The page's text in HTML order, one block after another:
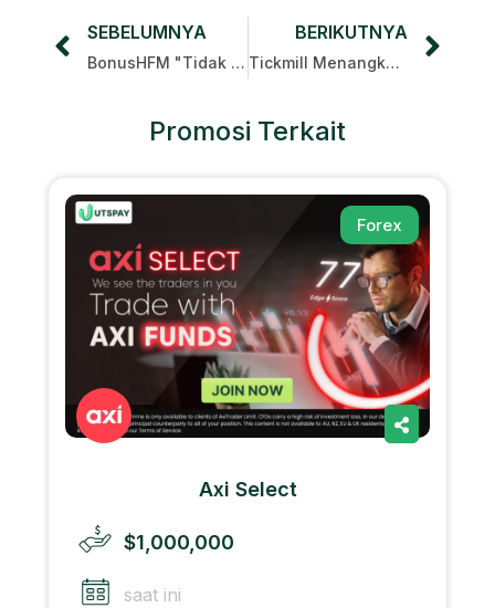
SEBELUMNYA
BonusHFM "Tidak Ada Hujan Tidak Ada Untung"
BERIKUTNYA
Tickmill Menangkan hadiah
Promosi Terkait
Forex
Axi Select
$1,000,000
saat ini